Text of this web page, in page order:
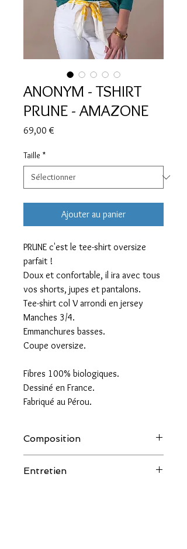
ANONYM - TSHIRT
PRUNE - AMAZONE
69,00 €
Taille *
Ajouter au panier
PRUNE c'est le tee-shirt oversize
parfait !
Doux et confortable, il ira avec tous
vos shorts, jupes et pantalons.
Tee-shirt col V arrondi en jersey
Manches 3/4.
Emmanchures basses.
Coupe oversize.
Fibres 100% biologiques.
Dessiné en France.
Fabriqué au Pérou.
Composition
Entretien